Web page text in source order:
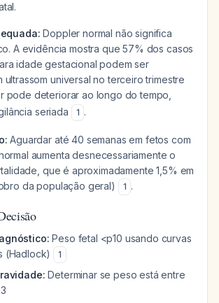
Doppler normal não significa
A evidência mostra que 57% dos casos
idade gestacional podem ser
universal no terceiro trimestre
pode deteriorar ao longo do tempo,
seriada
1 .
Aguardar até 40 semanas em fetos com
aumenta desnecessariamente o
que é aproximadamente 1,5% em
da população geral)
1 .
Peso fetal <p10 usando curvas
(Hadlock)
1
Determinar se peso está entre